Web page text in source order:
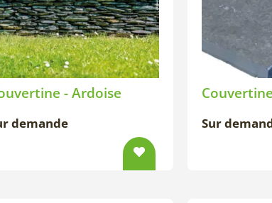
- Ardoise
demande Sur